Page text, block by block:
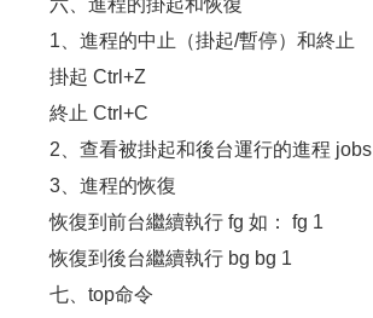
六、進程的掛起和恢復
1、進程的中止（掛起/暫停）和終止
掛起 Ctrl+Z
終止 Ctrl+C
2、查看被掛起和後台運行的進程 jobs
3、進程的恢復
恢復到前台繼續執行 fg 如： fg 1
恢復到後台繼續執行 bg bg 1
七、top命令